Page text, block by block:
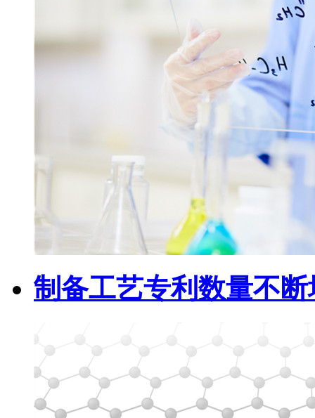
制备工艺专利数量不